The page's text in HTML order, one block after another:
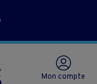
Mon compte